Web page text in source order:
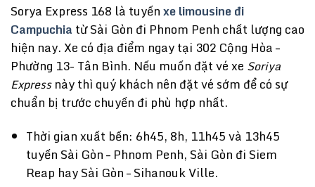
Sorya Express 168 là tuyếnxe limousine đi
Campuchia từ Sài Gòn đi Phnom Penh chất lượng cao
hiện nay. Xe có địa điểm ngay tại 302 Cộng Hòa –
Phường 13- Tân Bình. Nếu muốn đặt vé xe Soriya
Expressnày thì quý khách nên đặt vé sớm để có sự
chuẩn bị trước chuyến đi phù hợp nhất.
Thời gian xuất bến: 6h45, 8h, 11h45 và 13h45
tuyến Sài Gòn – Phnom Penh, Sài Gòn đi Siem
Reap hay Sài Gòn – Sihanouk Ville.